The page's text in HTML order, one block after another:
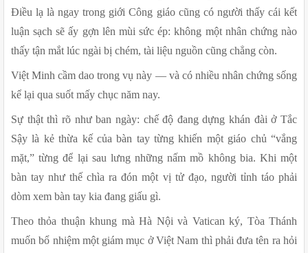
Điều lạ là ngay trong giới Công giáo cũng có người thấy cái kết
luận sạch sẽ ấy gợn lên mùi sức ép: không một nhân chứng nào
thấy tận mắt lúc ngài bị chém, tài liệu nguồn cũng chẳng còn.
Việt Minh cầm dao trong vụ này — và có nhiều nhân chứng sống
kể lại qua suốt mấy chục năm nay.
Sự thật thì rõ như ban ngày: chế độ đang dựng khán đài ở Tắc
Sậy là kẻ thừa kế của bàn tay từng khiến một giáo chủ “vắng
mặt,” từng để lại sau lưng những nấm mồ không bia. Khi một
bàn tay như thế chìa ra đón một vị tử đạo, người tỉnh táo phải
dòm xem bàn tay kia đang giấu gì.
Theo thỏa thuận khung mà Hà Nội và Vatican ký, Tòa Thánh
muốn bổ nhiệm một giám mục ở Việt Nam thì phải đưa tên ra hỏi